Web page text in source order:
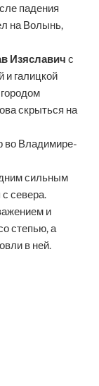
падения
на Волынь,
Изяславич с
и галицкой
скрыться на
во Владимире-
сильным
севера.
и
степью, а
в ней.